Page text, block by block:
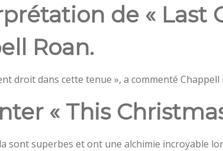
de « Last
Roan.
droit dans cette tenue », a commenté Chappell
« This
sont superbes et ont une alchimie incroyable